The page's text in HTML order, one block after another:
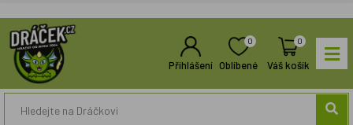
Přihlášení
0
Oblíbené
0
Váš košík